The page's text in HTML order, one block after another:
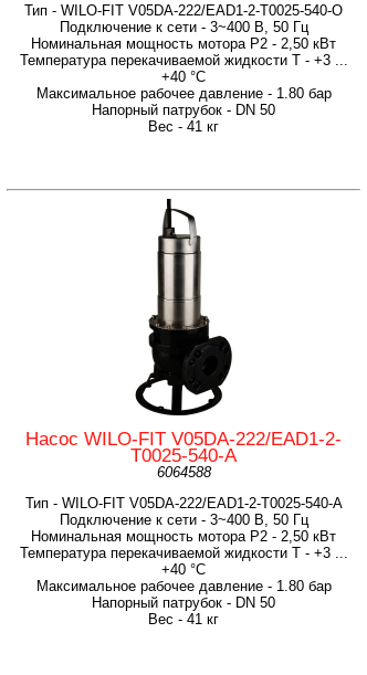
Тип - WILO-FIT V05DA-222/EAD1-2-T0025-540-O
Подключение к сети - 3~400 В, 50 Гц
Номинальная мощность мотора P2 - 2,50 кВт
Температура перекачиваемой жидкости T - +3 ...
+40 °C
Максимальное рабочее давление - 1.80 бар
Напорный патрубок - DN 50
Вес - 41 кг
Насос WILO-FIT V05DA-222/EAD1-2-
T0025-540-A
6064588
Тип - WILO-FIT V05DA-222/EAD1-2-T0025-540-A
Подключение к сети - 3~400 В, 50 Гц
Номинальная мощность мотора P2 - 2,50 кВт
Температура перекачиваемой жидкости T - +3 ...
+40 °C
Максимальное рабочее давление - 1.80 бар
Напорный патрубок - DN 50
Вес - 41 кг